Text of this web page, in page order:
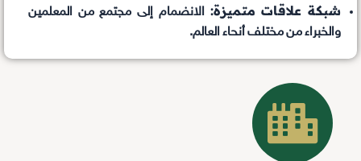
شبكة علاقات متميزة: الانضمام إلى مجتمع من المعلمين
والخبراء من مختلف أنحاء العالم.